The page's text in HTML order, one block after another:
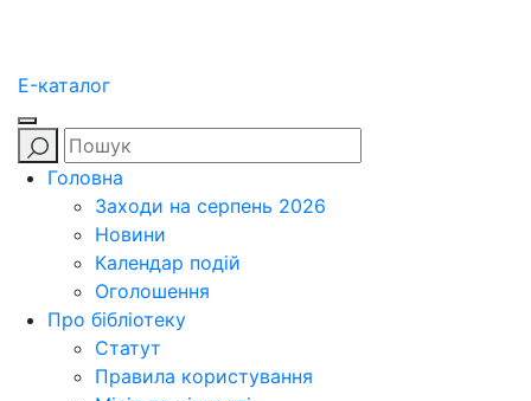
E-каталог
Головна
Заходи на серпень 2026
Новини
Календар подій
Оголошення
Про бібліотеку
Статут
Правила користування